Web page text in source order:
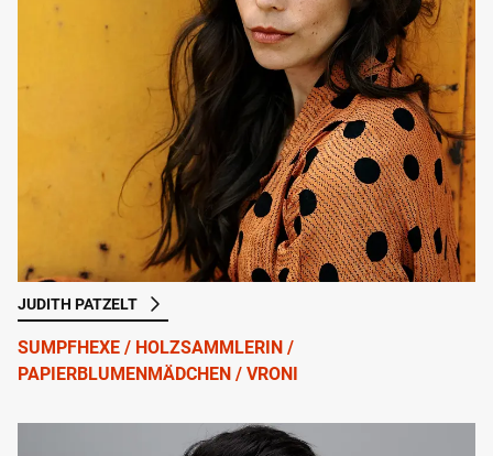
JUDITH PATZELT
SUMPFHEXE / HOLZSAMMLERIN /
PAPIERBLUMENMÄDCHEN / VRONI